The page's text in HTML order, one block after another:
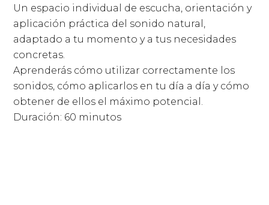
Un espacio individual de escucha, orientación y
aplicación práctica del sonido natural,
adaptado a tu momento y a tus necesidades
concretas.
Aprenderás cómo utilizar correctamente los
sonidos, cómo aplicarlos en tu día a día y cómo
obtener de ellos el máximo potencial.
Duración: 60 minutos